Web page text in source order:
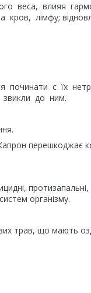
веса, влияя
кров, лімфу;
починати c їх
звикли до ним.
перешкоджає
протизапальні,
організму.
трав, що мають